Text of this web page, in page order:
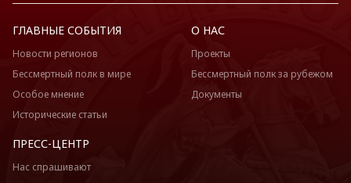
ГЛАВНЫЕ СОБЫТИЯ
Новости регионов
Бессмертный полк в мире
Особое мнение
Исторические статьи
О НАС
Проекты
Бессмертный полк за рубежом
Документы
ПРЕСС-ЦЕНТР
Нас спрашивают